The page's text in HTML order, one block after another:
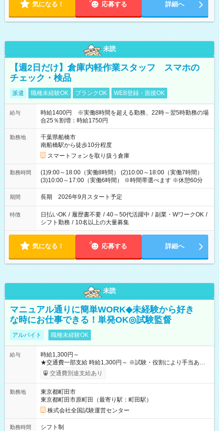
気になる！ 応募する 詳細へ
未読
【週2日だけ】倉庫内軽作業スタッフ スマホの
チェック・検品
派遣 職種未経験OK ブランクOK WEB登録・面接OK
給与
時給1400円 ※実働8時間を超える勤務、22時～翌5時勤務の場
合25％割増：時給1750円
勤務地
千葉県船橋市
南船橋駅から徒歩10分程度
スマートフォンを取り扱う倉庫
勤務時間
(1)9:00～18:00（実働8時間） (2)10:00～18:00（実働7時間）
(3)10:00～17:00（実働6時間） ※時間帯選べます ※休憩60分
期間 長期 2026年9月スタート予定
特徴 日払いOK / 履歴書不要 / 40～50代活躍中 / 副業・WワークOK /
シフト勤務 / 10名以上の大量募集
気になる！ 応募する 詳細へ
未読
マニュアル通りに簡単WORK◆未経験から好き
な時にお仕事できる！単発OK◎試験監督
アルバイト 職種未経験OK
給与
時給1,300円～
★交通費一部支給 時給1,300円～ ※試験・役割により手当あり
※勤務回数により昇給あり 【即給（前払い）オプションあ
り！】 希望される場合、勤務から1週間ほどで給与の一部を受け
例】 ・河合塾模擬試験 8:30～17:30（休憩1時間） 時給1,300円
×8時間＝日収10,400円＋交通費 ※当日の役割により時給＋100
円の場合あり ・国家試験 7:00～13:30（休憩なし） 時給1,300
円（役割手当＋100円）×6時間＝日収8,400円＋交通費 【試用期
間】試用期間なし
交通費別途支給あり
勤務地
東京都町田市
東京都町田市原町田（最寄り駅：町田駅）
株式会社全国試験運営センター
勤務時間
シフト制